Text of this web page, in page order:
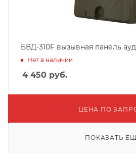
БВД-310F вызывная панель
Нет в наличии
4 450 руб.
ЦЕНА ПО
ПОКАЗАТЬ